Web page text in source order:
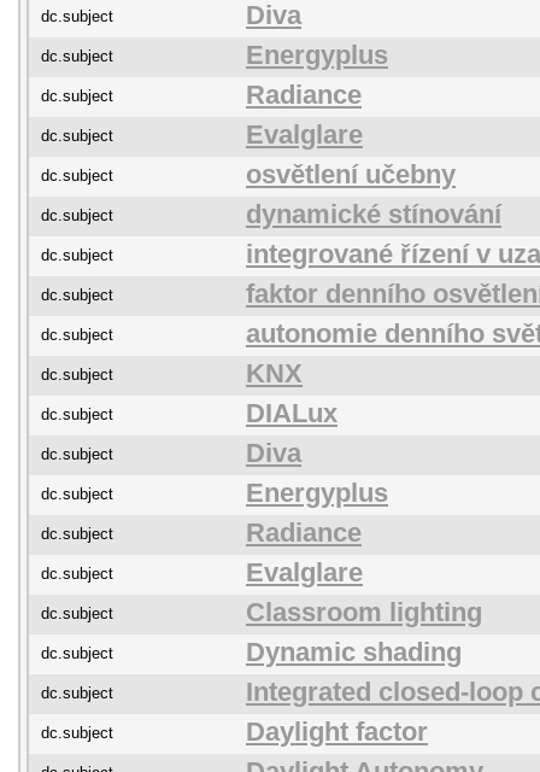
dc.subject Diva
dc.subject Energyplus
dc.subject Radiance
dc.subject Evalglare
dc.subject osvětlení učebny
dc.subject dynamické stínování
dc.subject integrované řízení v
dc.subject faktor denního
dc.subject autonomie denního
dc.subject KNX
dc.subject DIALux
dc.subject Diva
dc.subject Energyplus
dc.subject Radiance
dc.subject Evalglare
dc.subject Classroom lighting
dc.subject Dynamic shading
dc.subject Integrated closed-loop
dc.subject Daylight factor